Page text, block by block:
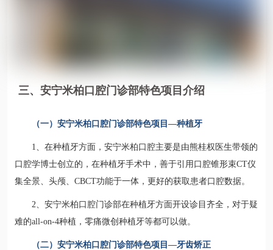
三、安宁米柏口腔门诊部特色项目介绍
（一）安宁米柏口腔门诊部特色项目—种植牙
1、在种植牙方面，安宁米柏口腔主要是由熊桂权医生带领的
口腔学博士创立的，在种植牙手术中，善于引用口腔锥形束CT仪
集全景、头颅、CBCT功能于一体，更好的获取患者口腔数据。
2、安宁米柏口腔门诊部在种植牙方面开设诊目齐全，对于疑
难的all-on-4种植，零痛微创种植牙等都可以做。
（二）安宁米柏口腔门诊部特色项目—牙齿矫正